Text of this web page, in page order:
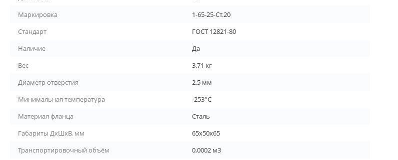
Маркировка
1-65-25-Ст.20
Стандарт
ГОСТ 12821-80
Наличие
Да
Вес
3.71 кг
Диаметр отверстия
2,5 мм
Минимальная температура
-253°С
Материал фланца
Сталь
Габариты ДхШхВ, мм
65х50х65
Транспортировочный объём
0,0002 м3